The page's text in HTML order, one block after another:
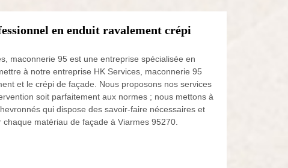
en enduit ravalement crépi
maconnerie 95 est une entreprise spécialisée en
à notre entreprise HK Services, maconnerie 95
et le crépi de façade. Nous proposons nos services
soit parfaitement aux normes ; nous mettons à
qui dispose des savoir-faire nécessaires et
matériau de façade à Viarmes 95270.